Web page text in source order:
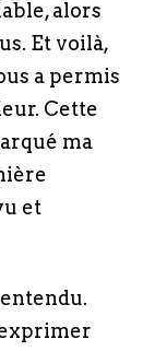
alors
Et voilà,
a permis
Cette
ma
et